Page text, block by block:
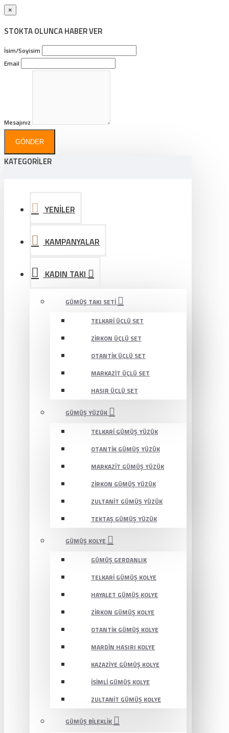
×
STOKTA OLUNCA HABER VER
İsim/Soyisim
Email
Mesajınız
GÖNDER
KATEGORİLER
YENİLER
KAMPANYALAR
KADIN TAKI
GÜMÜŞ TAKI SETI
TELKARI ÜÇLÜ SET
ZIRKON ÜÇLÜ SET
OTANTIK ÜÇLÜ SET
MARKAZIT ÜÇLÜ SET
HASIR ÜÇLÜ SET
GÜMÜŞ YÜZÜK
TELKARI GÜMÜŞ YÜZÜK
OTANTIK GÜMÜŞ YÜZÜK
MARKAZIT GÜMÜŞ YÜZÜK
ZIRKON GÜMÜŞ YÜZÜK
ZULTANIT GÜMÜŞ YÜZÜK
TEKTAŞ GÜMÜŞ YÜZÜK
GÜMÜŞ KOLYE
GÜMÜŞ GERDANLIK
TELKARI GÜMÜŞ KOLYE
HAYALET GÜMÜŞ KOLYE
ZIRKON GÜMÜŞ KOLYE
OTANTIK GÜMÜŞ KOLYE
MARDIN HASIRI KOLYE
KAZAZIYE GÜMÜŞ KOLYE
İSIMLI GÜMÜŞ KOLYE
ZULTANIT GÜMÜŞ KOLYE
GÜMÜŞ BILEKLIK